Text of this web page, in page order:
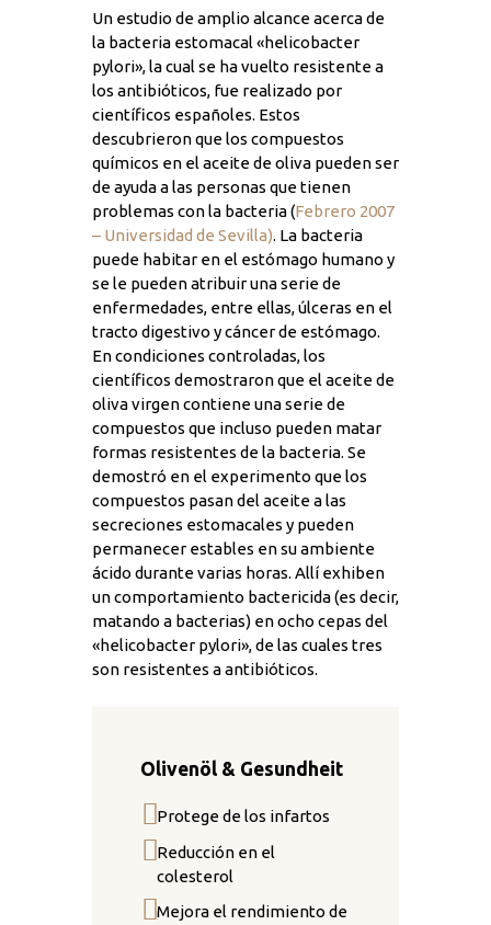
Un estudio de amplio alcance acerca de
la bacteria estomacal «helicobacter
pylori», la cual se ha vuelto resistente a
los antibióticos, fue realizado por
científicos españoles. Estos
descubrieron que los compuestos
químicos en el aceite de oliva pueden ser
de ayuda a las personas que tienen
problemas con la bacteria (Febrero 2007
– Universidad de Sevilla). La bacteria
puede habitar en el estómago humano y
se le pueden atribuir una serie de
enfermedades, entre ellas, úlceras en el
tracto digestivo y cáncer de estómago.
En condiciones controladas, los
científicos demostraron que el aceite de
oliva virgen contiene una serie de
compuestos que incluso pueden matar
formas resistentes de la bacteria. Se
demostró en el experimento que los
compuestos pasan del aceite a las
secreciones estomacales y pueden
permanecer estables en su ambiente
ácido durante varias horas. Allí exhiben
un comportamiento bactericida (es decir,
matando a bacterias) en ocho cepas del
«helicobacter pylori», de las cuales tres
son resistentes a antibióticos.
Olivenöl & Gesundheit
Protege de los infartos
Reducción en el
colesterol
Mejora el rendimiento de